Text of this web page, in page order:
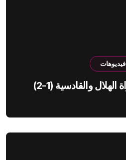
فيديوهات
بالفيديو | ملخص مباراة الهلال والقادسية (1-2)